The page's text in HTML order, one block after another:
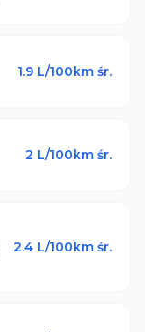
1.9 L/100km śr.
2 L/100km śr.
2.4 L/100km śr.